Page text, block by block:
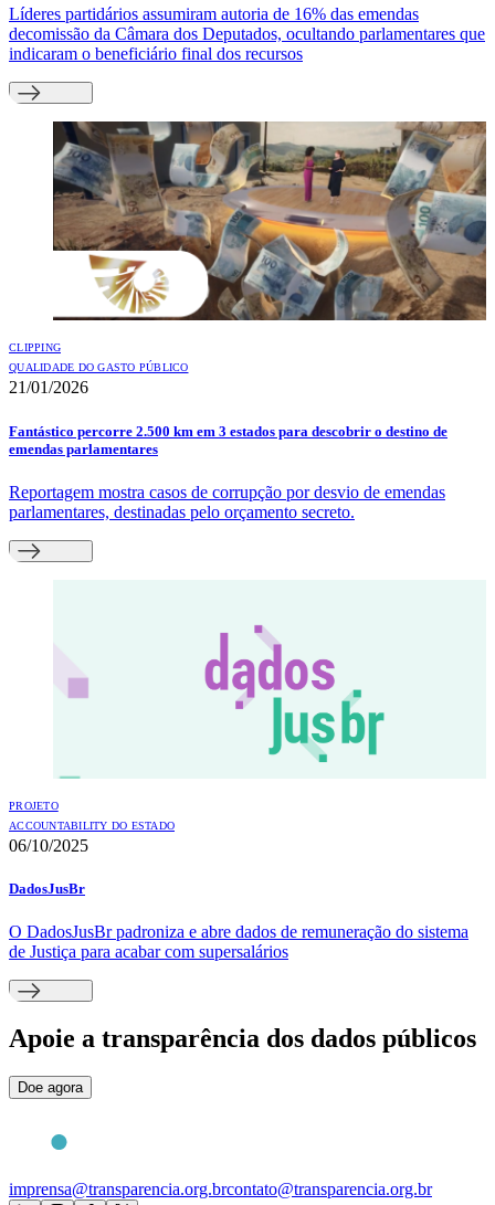
Líderes partidários assumiram autoria de 16% das emendas
decomissão da Câmara dos Deputados, ocultando parlamentares que
indicaram o beneficiário final dos recursos
CLIPPING
QUALIDADE DO GASTO PÚBLICO
21/01/2026
Fantástico percorre 2.500 km em 3 estados para descobrir o destino de
emendas parlamentares
Reportagem mostra casos de corrupção por desvio de emendas
parlamentares, destinadas pelo orçamento secreto.
PROJETO
ACCOUNTABILITY DO ESTADO
06/10/2025
DadosJusBr
O DadosJusBr padroniza e abre dados de remuneração do sistema
de Justiça para acabar com supersalários
Apoie a transparência dos dados públicos
Doe agora
imprensa@transparencia.org.brcontato@transparencia.org.br